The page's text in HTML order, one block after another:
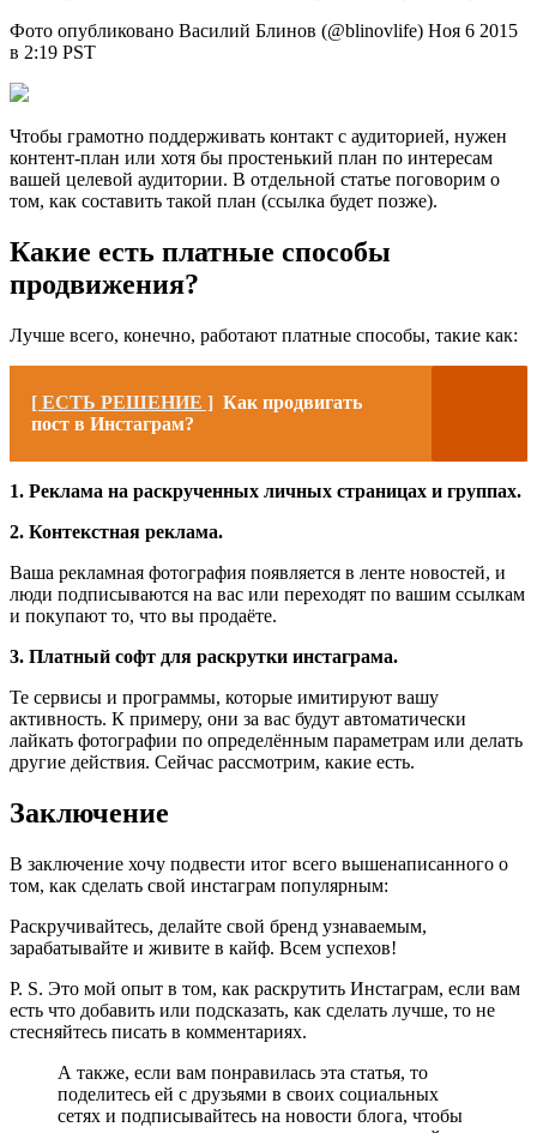
Фото опубликовано Василий Блинов (@blinovlife) Ноя 6 2015
в 2:19 PST
Чтобы грамотно поддерживать контакт с аудиторией, нужен
контент-план или хотя бы простенький план по интересам
вашей целевой аудитории. В отдельной статье поговорим о
том, как составить такой план (ссылка будет позже).
Какие есть платные способы
продвижения?
Лучше всего, конечно, работают платные способы, такие как:
[ ЕСТЬ РЕШЕНИЕ ] Как продвигать
пост в Инстаграм?
1. Реклама на раскрученных личных страницах и группах.
2. Контекстная реклама.
Ваша рекламная фотография появляется в ленте новостей, и
люди подписываются на вас или переходят по вашим ссылкам
и покупают то, что вы продаёте.
3. Платный софт для раскрутки инстаграма.
Те сервисы и программы, которые имитируют вашу
активность. К примеру, они за вас будут автоматически
лайкать фотографии по определённым параметрам или делать
другие действия. Сейчас рассмотрим, какие есть.
Заключение
В заключение хочу подвести итог всего вышенаписанного о
том, как сделать свой инстаграм популярным:
Раскручивайтесь, делайте свой бренд узнаваемым,
зарабатывайте и живите в кайф. Всем успехов!
P. S. Это мой опыт в том, как раскрутить Инстаграм, если вам
есть что добавить или подсказать, как сделать лучше, то не
стесняйтесь писать в комментариях.
А также, если вам понравилась эта статья, то
поделитесь ей с друзьями в своих социальных
сетях и подписывайтесь на новости блога, чтобы